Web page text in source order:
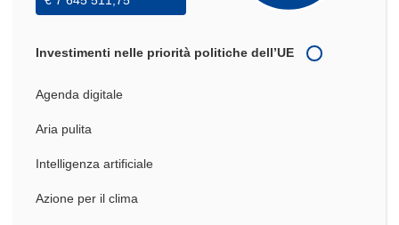
Investimenti nelle priorità politiche dell’UE
Agenda digitale
Aria pulita
Intelligenza artificiale
Azione per il clima